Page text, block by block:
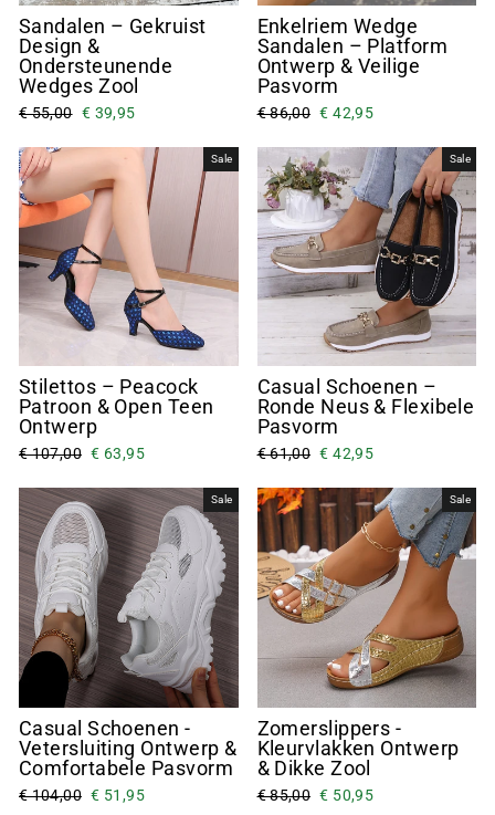
Sandalen – Gekruist
Design &
Ondersteunende
Wedges Zool
€ 55,00 € 39,95
Enkelriem Wedge
Sandalen – Platform
Ontwerp & Veilige
Pasvorm
€ 86,00 € 42,95
Sale
Stilettos – Peacock
Patroon & Open Teen
Ontwerp
€ 107,00 € 63,95
Sale
Casual Schoenen –
Ronde Neus & Flexibele
Pasvorm
€ 61,00 € 42,95
Sale
Casual Schoenen -
Vetersluiting Ontwerp &
Comfortabele Pasvorm
€ 104,00 € 51,95
Sale
Zomerslippers -
Kleurvlakken Ontwerp
& Dikke Zool
€ 85,00 € 50,95